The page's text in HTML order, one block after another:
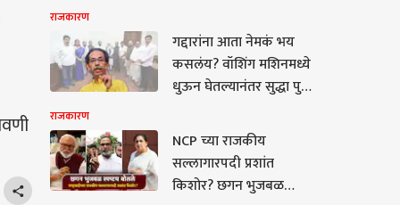
राजकारण
गद्दारांना आता नेमकं भय
कसलंय? वॉशिंग मशिनमध्ये
धुऊन घेतल्यानंतर सुद्धा पुन्हा
का शेपट्या घालून मोदींकडे
जाताय? उद्धव ठाकरेंचा
सडकून प्रहार
राजकारण
NCP च्या राजकीय
सल्लागारपदी प्रशांत
किशोर? छगन भुजबळ